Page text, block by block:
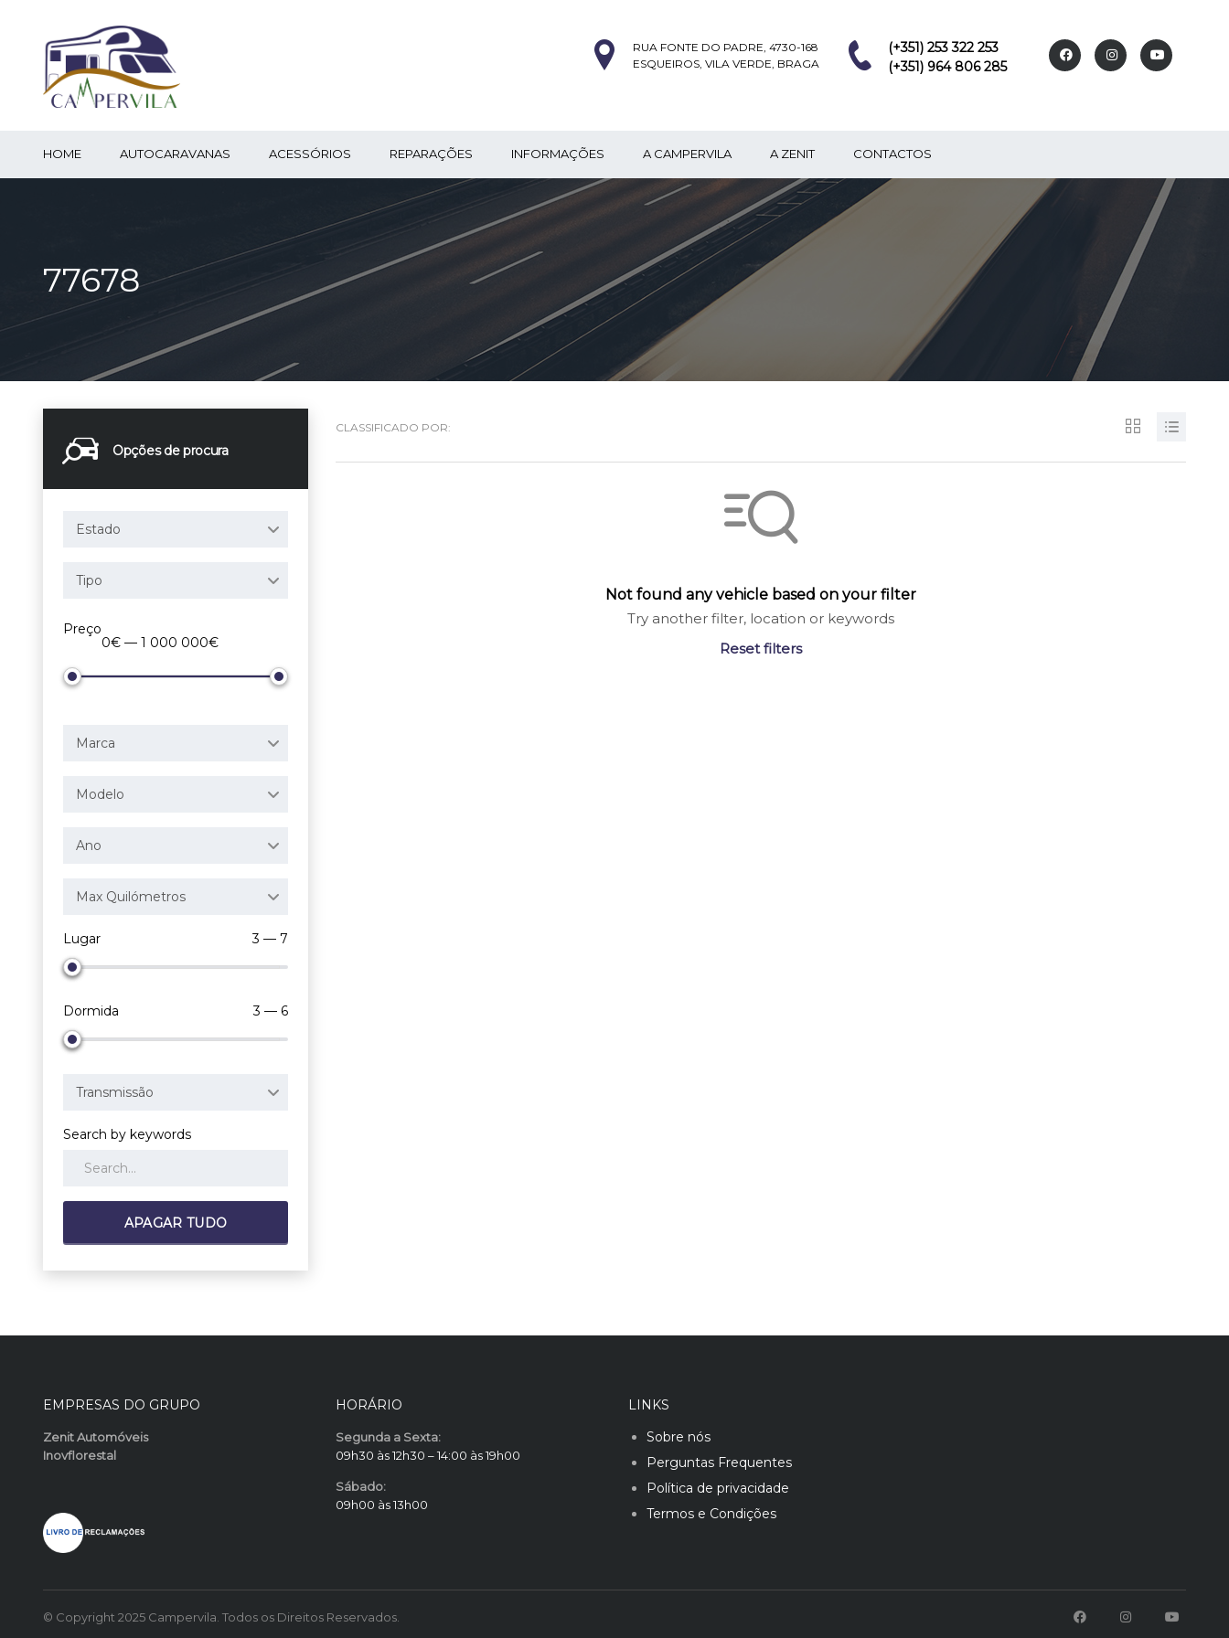
(+351) 253 322 253
(+351) 964 806 285
RUA FONTE DO PADRE, 4730-168
ESQUEIROS, VILA VERDE, BRAGA
HOME AUTOCARAVANAS ACESSÓRIOS REPARAÇÕES INFORMAÇÕES A CAMPERVILA A ZENIT CONTACTOS
77678
Opções de procura
Estado
Tipo
Preço
0€ — 1 000 000€
Marca
Modelo
Ano
Max Quilómetros
Lugar 3 — 7
Dormida 3 — 6
Transmissão
Search by keywords
APAGAR TUDO
CLASSIFICADO POR:
Not found any vehicle based on your filter
Try another filter, location or keywords
Reset filters
EMPRESAS DO GRUPO
Zenit Automóveis
Inovflorestal
HORÁRIO
Segunda a Sexta:
09h30 às 12h30 – 14:00 às 19h00
Sábado:
09h00 às 13h00
LINKS
Sobre nós
Perguntas Frequentes
Política de privacidade
Termos e Condições
© Copyright 2025 Campervila. Todos os Direitos Reservados.